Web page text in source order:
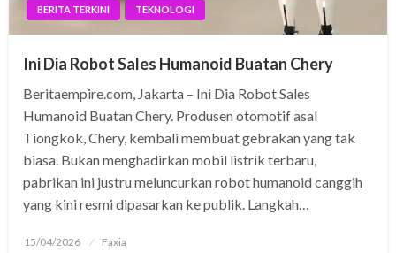
BERITA TERKINI TEKNOLOGI
Ini Dia Robot Sales Humanoid Buatan Chery
Beritaempire.com, Jakarta – Ini Dia Robot Sales
Humanoid Buatan Chery. Produsen otomotif asal
Tiongkok, Chery, kembali membuat gebrakan yang tak
biasa. Bukan menghadirkan mobil listrik terbaru,
pabrikan ini justru meluncurkan robot humanoid canggih
yang kini resmi dipasarkan ke publik. Langkah…
Posted
15/04/2026 Faxia